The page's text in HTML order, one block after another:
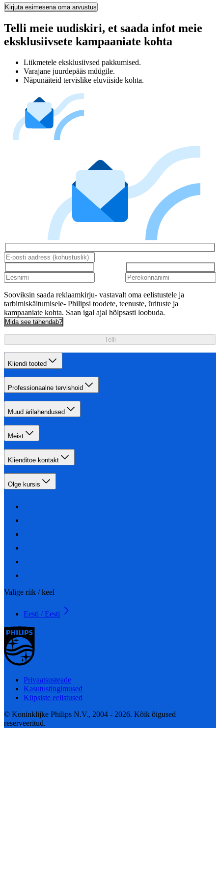
Kirjuta esimesena oma arvustus
Telli meie uudiskiri, et saada infot meie
eksklusiivsete kampaaniate kohta
Liikmetele eksklusiivsed pakkumised.
Varajane juurdepääs müügile.
Näpunäiteid tervislike eluviiside kohta.
Sooviksin saada reklaamkirju- vastavalt oma eelistustele ja
tarbimiskäitumisele- Philipsi toodete, teenuste, ürituste ja
kampaaniate kohta. Saan igal ajal hõlpsasti loobuda.
Mida see tähendab?
Telli
Kliendi tooted
Professionaalne tervishoid
Muud ärilahendused
Meist
Klienditoe kontakt
Olge kursis
Valige riik / keel
Eesti / Eesti
Privaatsusteade
Kasutustingimused
Küpsiste eelistused
© Koninklijke Philips N.V., 2004 - 2026. Kõik õigused
reserveeritud.